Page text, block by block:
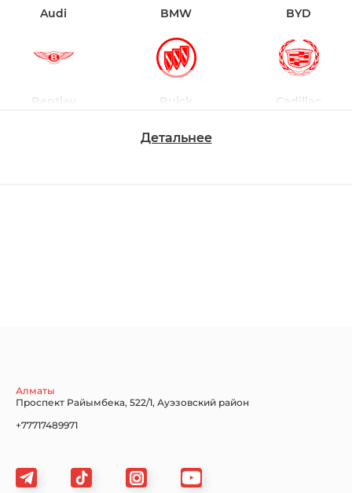
Audi BMW BYD
Bentley Buick Cadillac
Детальнее
Алматы
Проспект Райымбека, 522/1, Ауэзовский район
+77717489971